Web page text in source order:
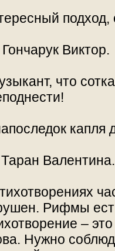
подход,
Виктор.
что
капля
Валентина.
Рифмы
–
Нужно